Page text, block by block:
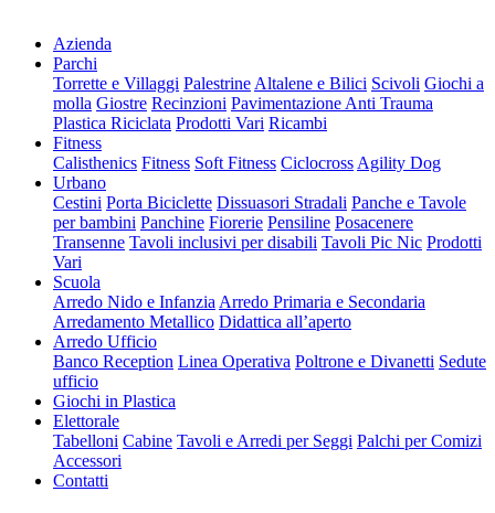
Azienda
Parchi
Torrette e Villaggi Palestrine Altalene e Bilici Scivoli Giochi a
molla Giostre Recinzioni Pavimentazione Anti Trauma
Plastica Riciclata Prodotti Vari Ricambi
Fitness
Calisthenics Fitness Soft Fitness Ciclocross Agility Dog
Urbano
Cestini Porta Biciclette Dissuasori Stradali Panche e Tavole
per bambini Panchine Fiorerie Pensiline Posacenere
Transenne Tavoli inclusivi per disabili Tavoli Pic Nic Prodotti
Vari
Scuola
Arredo Nido e Infanzia Arredo Primaria e Secondaria
Arredamento Metallico Didattica all’aperto
Arredo Ufficio
Banco Reception Linea Operativa Poltrone e Divanetti Sedute
ufficio
Giochi in Plastica
Elettorale
Tabelloni Cabine Tavoli e Arredi per Seggi Palchi per Comizi
Accessori
Contatti